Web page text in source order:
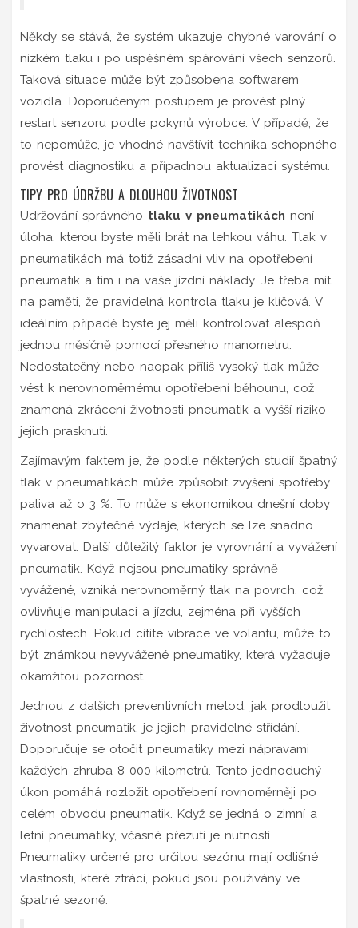
Někdy se stává, že systém ukazuje chybné varování o
nízkém tlaku i po úspěšném spárování všech senzorů.
Taková situace může být způsobena softwarem
vozidla. Doporučeným postupem je provést plný
restart senzoru podle pokynů výrobce. V případě, že
to nepomůže, je vhodné navštívit technika schopného
provést diagnostiku a případnou aktualizaci systému.
TIPY PRO ÚDRŽBU A DLOUHOU ŽIVOTNOST
Udržování správného tlaku v pneumatikách není
úloha, kterou byste měli brát na lehkou váhu. Tlak v
pneumatikách má totiž zásadní vliv na opotřebení
pneumatik a tím i na vaše jízdní náklady. Je třeba mít
na paměti, že pravidelná kontrola tlaku je klíčová. V
ideálním případě byste jej měli kontrolovat alespoň
jednou měsíčně pomocí přesného manometru.
Nedostatečný nebo naopak příliš vysoký tlak může
vést k nerovnoměrnému opotřebení běhounu, což
znamená zkrácení životnosti pneumatik a vyšší riziko
jejich prasknutí.
Zajímavým faktem je, že podle některých studií špatný
tlak v pneumatikách může způsobit zvýšení spotřeby
paliva až o 3 %. To může s ekonomikou dnešní doby
znamenat zbytečné výdaje, kterých se lze snadno
vyvarovat. Další důležitý faktor je vyrovnání a vyvážení
pneumatik. Když nejsou pneumatiky správně
vyvážené, vzniká nerovnoměrný tlak na povrch, což
ovlivňuje manipulaci a jízdu, zejména při vyšších
rychlostech. Pokud cítíte vibrace ve volantu, může to
být známkou nevyvážené pneumatiky, která vyžaduje
okamžitou pozornost.
Jednou z dalších preventivních metod, jak prodloužit
životnost pneumatik, je jejich pravidelné střídání.
Doporučuje se otočit pneumatiky mezi nápravami
každých zhruba 8 000 kilometrů. Tento jednoduchý
úkon pomáhá rozložit opotřebení rovnoměrněji po
celém obvodu pneumatik. Když se jedná o zimní a
letní pneumatiky, včasné přezutí je nutností.
Pneumatiky určené pro určitou sezónu mají odlišné
vlastnosti, které ztrácí, pokud jsou používány ve
špatné sezoně.